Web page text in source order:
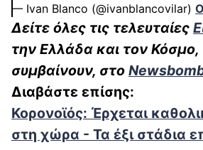
— Ivan Blanco (@ivanblancovilar)
Δείτε όλες τις τελευταίες
την Ελλάδα και τον Κόσμο,
συμβαίνουν, στο
Διαβάστε επίσης:
Κορονοϊός: Έρχεται
στη χώρα - Τα έξι στάδια